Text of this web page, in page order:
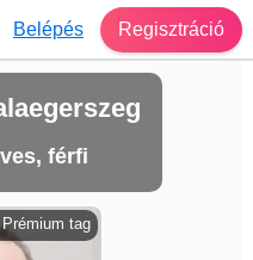
Belépés Regisztráció
férfi
Prémium tag